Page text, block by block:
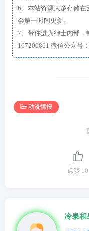
6、本站资源大多存储在
会第一时间更新。
7、带你进入绅士内部，
167200861 微信公
动漫情报
点赞 10
冷泉和